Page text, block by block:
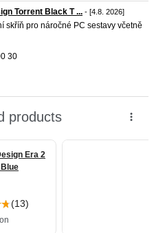
Torrent Black T ... - [4.8. 2026]
skříň pro náročné PC sestavy včetně
30